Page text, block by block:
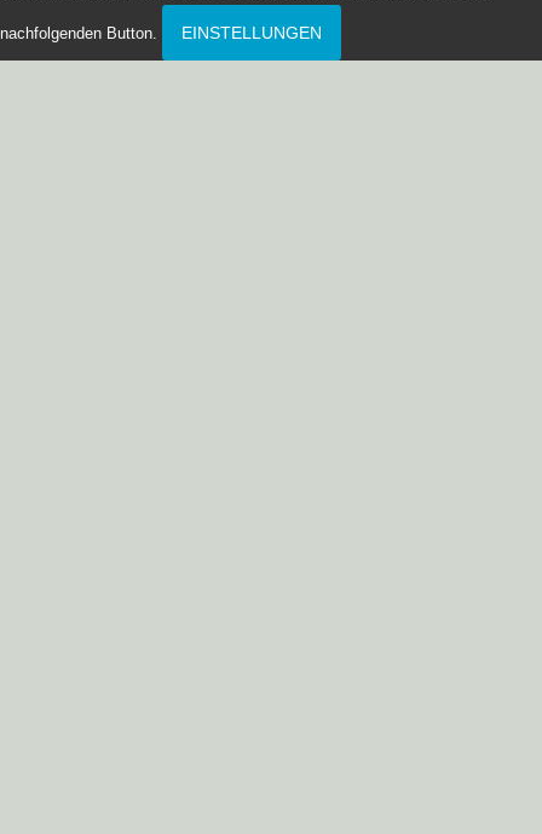
nachfolgenden Button. EINSTELLUNGEN